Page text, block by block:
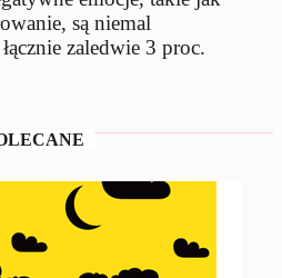
są niemal
zaledwie 3 proc.